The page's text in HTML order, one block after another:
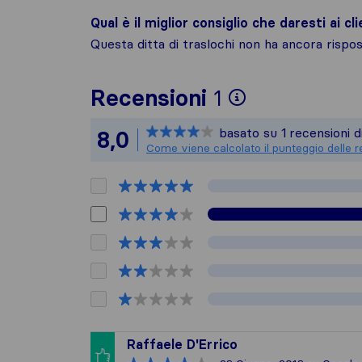
Qual è il miglior consiglio che daresti ai
Questa ditta di traslochi non ha ancora
Recensioni 1
Per avere
Sirelo non
Tutte le
8,0 basato su 1 recensioni
Come viene calcolato il punteggio delle
Raffaele D'Errico